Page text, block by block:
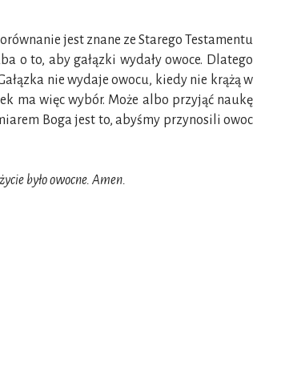
jest znane ze Starego Testamentu
o to, aby gałązki wydały owoce. Dlatego
nie wydaje owocu, kiedy nie krążą w
ma więc wybór. Może albo przyjąć naukę
Boga jest to, abyśmy przynosili owoc
było owocne. Amen.